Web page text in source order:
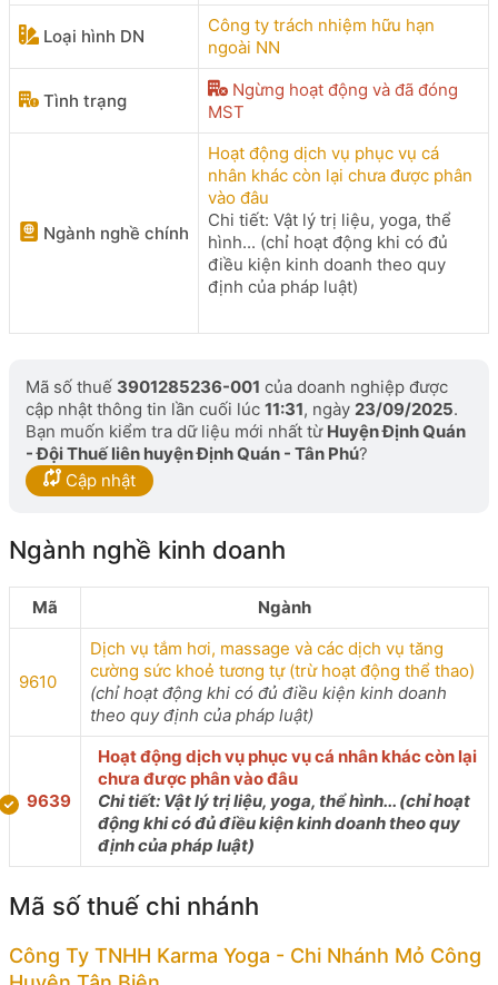
Loại hình DN
Công ty trách nhiệm hữu hạn
ngoài NN
Tình trạng
Ngừng hoạt động và đã đóng
MST
Ngành nghề chính
Hoạt động dịch vụ phục vụ cá
nhân khác còn lại chưa được phân
vào đâu
Chi tiết: Vật lý trị liệu, yoga, thể
hình... (chỉ hoạt động khi có đủ
điều kiện kinh doanh theo quy
định của pháp luật)
Mã số thuế 3901285236-001 của doanh nghiệp được
cập nhật thông tin lần cuối lúc 11:31, ngày 23/09/2025.
Bạn muốn kiểm tra dữ liệu mới nhất từ Huyện Định Quán
- Đội Thuế liên huyện Định Quán - Tân Phú?
Cập nhật
Ngành nghề kinh doanh
Mã Ngành
9610
Dịch vụ tắm hơi, massage và các dịch vụ tăng
cường sức khoẻ tương tự (trừ hoạt động thể thao)
(chỉ hoạt động khi có đủ điều kiện kinh doanh
theo quy định của pháp luật)
9639
Hoạt động dịch vụ phục vụ cá nhân khác còn lại
chưa được phân vào đâu
Chi tiết: Vật lý trị liệu, yoga, thể hình... (chỉ hoạt
động khi có đủ điều kiện kinh doanh theo quy
định của pháp luật)
Mã số thuế chi nhánh
Công Ty TNHH Karma Yoga - Chi Nhánh Mỏ Công